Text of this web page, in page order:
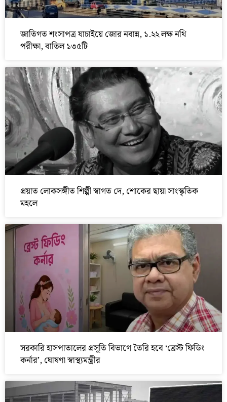
জাতিগত শংসাপত্র যাচাইয়ে জোর নবান্ন, ১.২২ লক্ষ নথি
পরীক্ষা, বাতিল ১৩৫টি
প্রয়াত লোকসঙ্গীত শিল্পী স্বাগত দে, শোকের ছায়া সাংস্কৃতিক
মহলে
সরকারি হাসপাতালের প্রসূতি বিভাগে তৈরি হবে ‘ব্রেস্ট ফিডিং
কর্নার’, ঘোষণা স্বাস্থ্যমন্ত্রীর